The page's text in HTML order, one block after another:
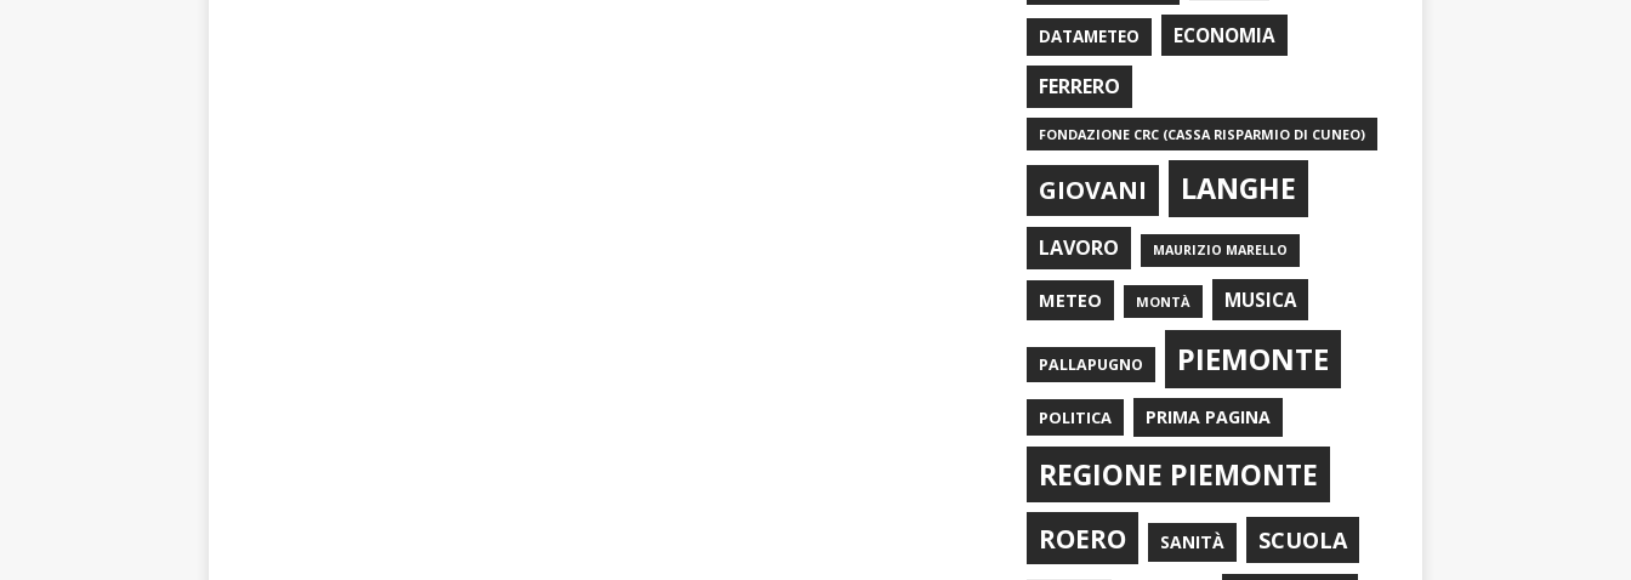
DATAMETEO ECONOMIA
FERRERO
FONDAZIONE CRC (CASSA RISPARMIO DI CUNEO)
GIOVANI LANGHE
LAVORO MAURIZIO MARELLO
METEO MONTÀ MUSICA
PALLAPUGNO PIEMONTE
POLITICA PRIMA PAGINA
REGIONE PIEMONTE
ROERO SANITÀ SCUOLA